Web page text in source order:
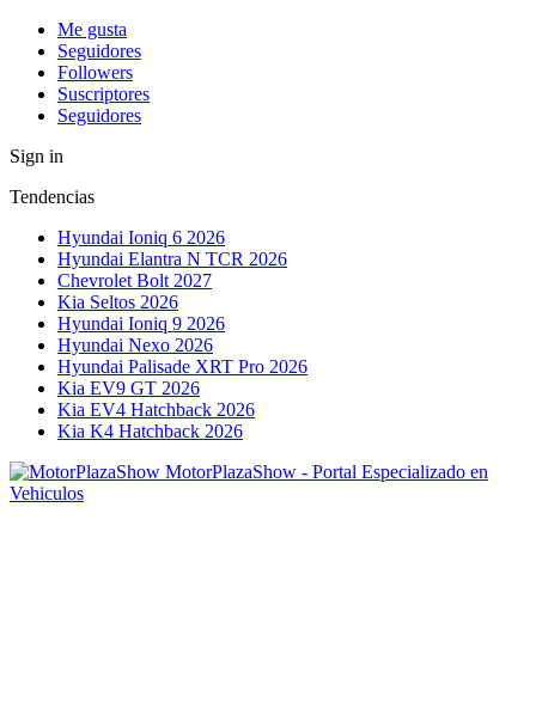
Me gusta
Seguidores
Followers
Suscriptores
Seguidores
Sign in
Tendencias
Hyundai Ioniq 6 2026
Hyundai Elantra N TCR 2026
Chevrolet Bolt 2027
Kia Seltos 2026
Hyundai Ioniq 9 2026
Hyundai Nexo 2026
Hyundai Palisade XRT Pro 2026
Kia EV9 GT 2026
Kia EV4 Hatchback 2026
Kia K4 Hatchback 2026
MotorPlazaShow - Portal Especializado en
Vehiculos